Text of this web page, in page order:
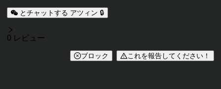
とチャットする アツィン 🔒
レビュー
0 レビュー
ブロック これを報告してください！